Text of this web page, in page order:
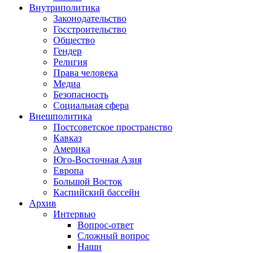
Внутриполитика
Законодательство
Госстроительство
Общество
Гендер
Религия
Права человека
Медиа
Безопасность
Социальная сфера
Внешполитика
Постсоветское пространство
Кавказ
Америка
Юго-Восточная Азия
Европа
Большой Восток
Каспийский бассейн
Архив
Интервью
Вопрос-ответ
Сложный вопрос
Наши